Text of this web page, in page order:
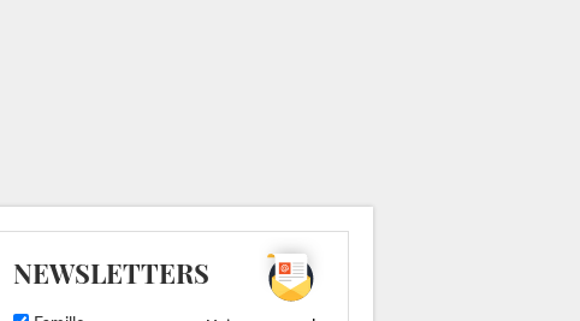
NEWSLETTERS